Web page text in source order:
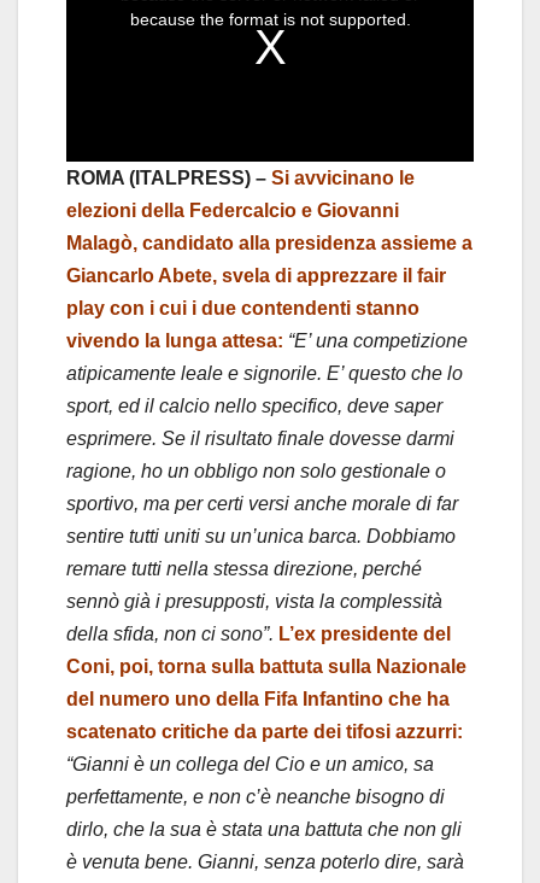
because the format is not supported.
ROMA (ITALPRESS) – Si avvicinano le
elezioni della Federcalcio e Giovanni
Malagò, candidato alla presidenza assieme a
Giancarlo Abete, svela di apprezzare il fair
play con i cui i due contendenti stanno
vivendo la lunga attesa: “E’ una competizione
atipicamente leale e signorile. E’ questo che lo
sport, ed il calcio nello specifico, deve saper
esprimere. Se il risultato finale dovesse darmi
ragione, ho un obbligo non solo gestionale o
sportivo, ma per certi versi anche morale di far
sentire tutti uniti su un’unica barca. Dobbiamo
remare tutti nella stessa direzione, perché
sennò già i presupposti, vista la complessità
della sfida, non ci sono”. L’ex presidente del
Coni, poi, torna sulla battuta sulla Nazionale
del numero uno della Fifa Infantino che ha
scatenato critiche da parte dei tifosi azzurri:
“Gianni è un collega del Cio e un amico, sa
perfettamente, e non c’è neanche bisogno di
dirlo, che la sua è stata una battuta che non gli
è venuta bene. Gianni, senza poterlo dire, sarà